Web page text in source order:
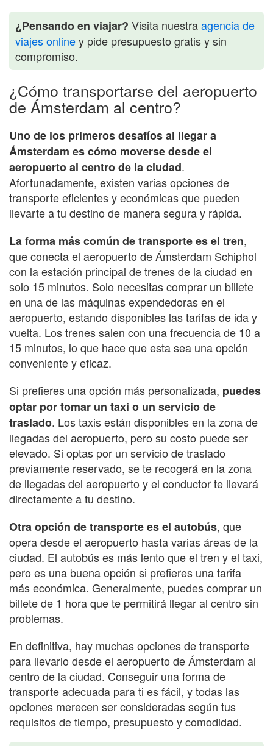
¿Pensando en viajar? Visita nuestraagencia de
viajes onliney pide presupuesto gratis y sin
compromiso.
¿Cómo transportarse del aeropuerto
de Ámsterdam al centro?
Uno de los primeros desafíos al llegar a
Ámsterdam es cómo moverse desde el
aeropuerto al centro de la ciudad.
Afortunadamente, existen varias opciones de
transporte eficientes y económicas que pueden
llevarte a tu destino de manera segura y rápida.
La forma más común de transporte es el tren,
que conecta el aeropuerto de Ámsterdam Schiphol
con la estación principal de trenes de la ciudad en
solo 15 minutos. Solo necesitas comprar un billete
en una de las máquinas expendedoras en el
aeropuerto, estando disponibles las tarifas de ida y
vuelta. Los trenes salen con una frecuencia de 10 a
15 minutos, lo que hace que esta sea una opción
conveniente y eficaz.
Si prefieres una opción más personalizada, puedes
optar por tomar un taxi o un servicio de
traslado. Los taxis están disponibles en la zona de
llegadas del aeropuerto, pero su costo puede ser
elevado. Si optas por un servicio de traslado
previamente reservado, se te recogerá en la zona
de llegadas del aeropuerto y el conductor te llevará
directamente a tu destino.
Otra opción de transporte es el autobús, que
opera desde el aeropuerto hasta varias áreas de la
ciudad. El autobús es más lento que el tren y el taxi,
pero es una buena opción si prefieres una tarifa
más económica. Generalmente, puedes comprar un
billete de 1 hora que te permitirá llegar al centro sin
problemas.
En definitiva, hay muchas opciones de transporte
para llevarlo desde el aeropuerto de Ámsterdam al
centro de la ciudad. Conseguir una forma de
transporte adecuada para ti es fácil, y todas las
opciones merecen ser consideradas según tus
requisitos de tiempo, presupuesto y comodidad.